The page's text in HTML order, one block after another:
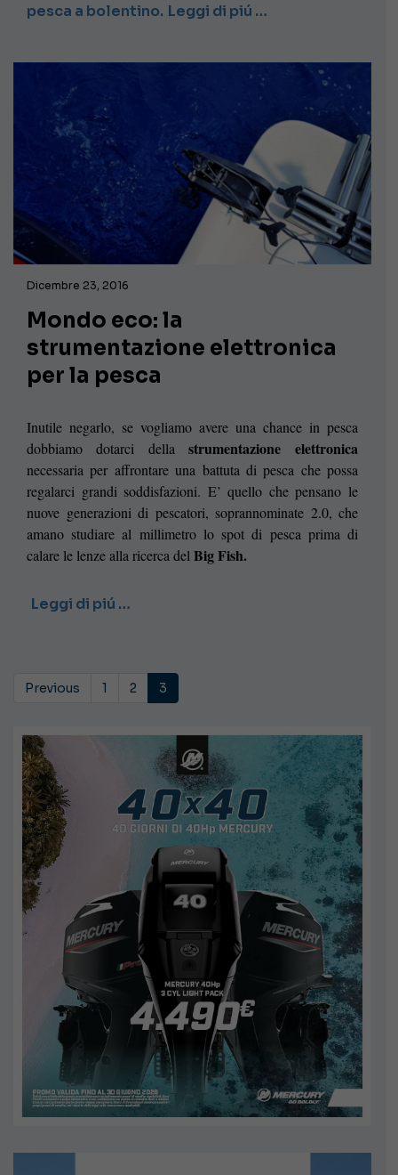
pesca a bolentino. Leggi di piú …
Dicembre 23, 2016
Mondo eco: la
strumentazione elettronica
per la pesca
Inutile negarlo, se vogliamo avere una chance in pesca
dobbiamo dotarci della strumentazione elettronica
necessaria per affrontare una battuta di pesca che possa
regalarci grandi soddisfazioni. E’ quello che pensano le
nuove generazioni di pescatori, soprannominate 2.0, che
amano studiare al millimetro lo spot di pesca prima di
calare le lenze alla ricerca del Big Fish.
Leggi di piú …
Previous 1 2 3